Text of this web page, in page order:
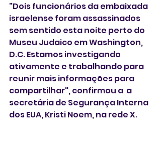
"Dois funcionários da embaixada
israelense foram assassinados
sem sentido esta noite perto do
Museu Judaico em Washington,
D.C. Estamos investigando
ativamente e trabalhando para
reunir mais informações para
compartilhar", confirmou a  a
secretária de Segurança Interna
dos EUA, Kristi Noem, na rede X.